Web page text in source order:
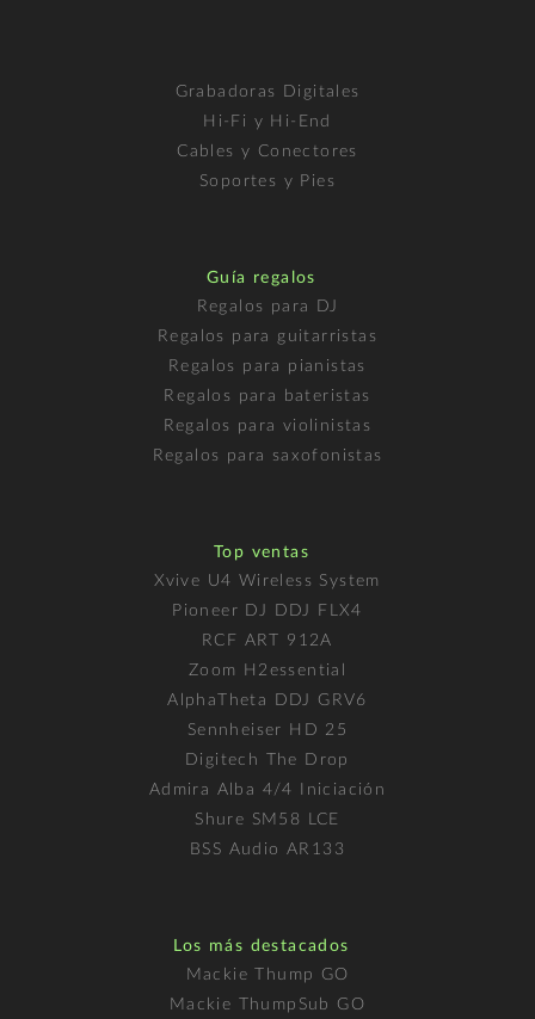
Grabadoras Digitales
Hi-Fi y Hi-End
Cables y Conectores
Soportes y Pies
Guía regalos
Regalos para DJ
Regalos para guitarristas
Regalos para pianistas
Regalos para bateristas
Regalos para violinistas
Regalos para saxofonistas
Top ventas
Xvive U4 Wireless System
Pioneer DJ DDJ FLX4
RCF ART 912A
Zoom H2essential
AlphaTheta DDJ GRV6
Sennheiser HD 25
Digitech The Drop
Admira Alba 4/4 Iniciación
Shure SM58 LCE
BSS Audio AR133
Los más destacados
Mackie Thump GO
Mackie ThumpSub GO